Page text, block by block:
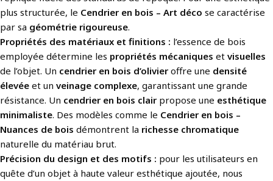
plus structurée, le Cendrier en bois – Art déco se caractérise
par sa géométrie rigoureuse.
Propriétés des matériaux et finitions : l’essence de bois
employée détermine les propriétés mécaniques et visuelles
de l’objet. Un cendrier en bois d’olivieroffre une densité
élevée et un veinage complexe, garantissant une grande
résistance. Un cendrier en bois clairpropose une esthétique
minimaliste. Des modèles comme le Cendrier en bois –
Nuances de bois démontrent la richesse chromatique
naturelle du matériau brut.
Précision du design et des motifs : pour les utilisateurs en
quête d’un objet à haute valeur esthétique ajoutée, nous